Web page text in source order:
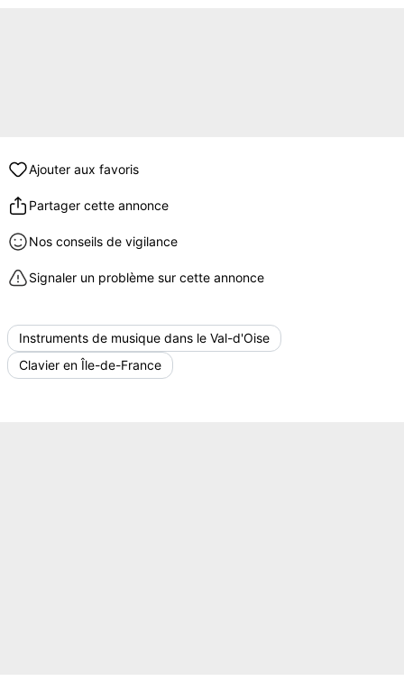
Ajouter aux favoris
Partager cette annonce
Nos conseils de vigilance
Signaler un problème sur cette annonce
Instruments de musique dans le Val-d'Oise
Clavier en Île-de-France